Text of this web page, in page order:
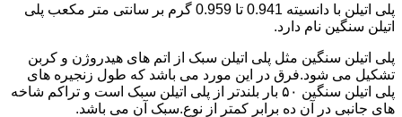
پلی اتیلن با دانسیته 0.941 تا 0.959 گرم بر سانتی متر مکعب پلی
اتیلن سنگین نام دارد.
پلی اتیلن سنگین مثل پلی اتیلن سبک از اتم های هیدروژن و کربن
تشکیل می شود.فرق در این مورد می باشد که طول زنجیره های
پلی اتیلن سنگین ۵۰ بار بلندتر از پلی اتیلن سبک است و تراکم شاخه
های جانبی در آن ده برابر کمتر از نوع.سبک آن می باشد.